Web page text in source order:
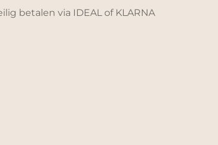
betalen via IDEAL of KLARNA